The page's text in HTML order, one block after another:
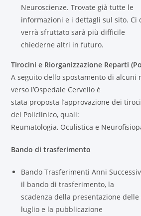
Neuroscienze. Trovate già tutte le
informazioni e i dettagli sul sito. Ci
verrà sfruttato sarà più difficile
chiederne altri in futuro.
Tirocini e Riorganizzazione Reparti
A seguito dello spostamento di alcuni
verso l’Ospedale Cervello è
stata proposta l’approvazione dei
del Policlinico, quali:
Reumatologia, Oculistica e
Bando di trasferimento
Bando Trasferimenti Anni
il bando di trasferimento, la
scadenza della presentazione
luglio e la pubblicazione